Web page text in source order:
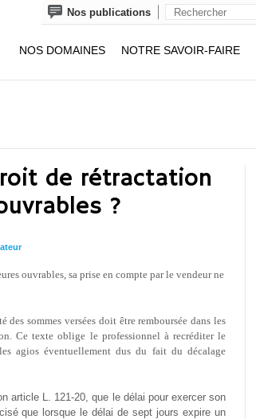
Nos publications
NOS DOMAINES NOTRE SAVOIR-FAIRE
de rétractation
?
ouvrables, sa prise en compte par le vendeur ne
sommes versées doit être remboursée dans les
Ce texte oblige le professionnel à recréditer le
agios éventuellement dus du fait du décalage
article L. 121-20, que le délai pour exercer son
que lorsque le délai de sept jours expire un